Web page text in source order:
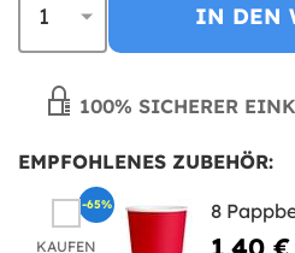
IN DEN
100% SICHERER
EMPFOHLENES ZUBEHÖR:
KAUFEN
8
1,40 €
-65%